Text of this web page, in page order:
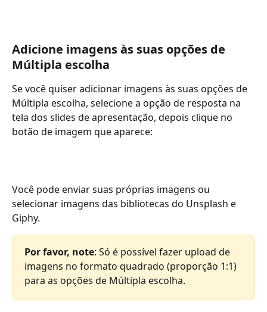
Adicione imagens às suas opções de
Múltipla escolha
Se você quiser adicionar imagens às suas opções de
Múltipla escolha, selecione a opção de resposta na
tela dos slides de apresentação, depois clique no
botão de imagem que aparece:
Você pode enviar suas próprias imagens ou
selecionar imagens das bibliotecas do Unsplash e
Giphy.
Por favor, note: Só é possível fazer upload de
imagens no formato quadrado (proporção 1:1)
para as opções de Múltipla escolha.